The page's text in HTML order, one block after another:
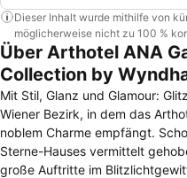
Dieser Inhalt wurde mithilfe von
möglicherweise nicht zu 100 %
Über Arthotel ANA
Collection by
Mit Stil, Glanz und Glamour: Glitzerndes Sternefunkeln im neunten
Wiener Bezirk, in dem das
noblem Charme empfängt.
Sterne-Hauses vermittelt
große Auftritte im